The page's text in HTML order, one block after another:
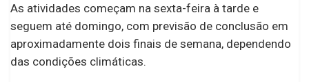
As atividades começam na sexta-feira à tarde e
seguem até domingo, com previsão de conclusão em
aproximadamente dois finais de semana, dependendo
das condições climáticas.